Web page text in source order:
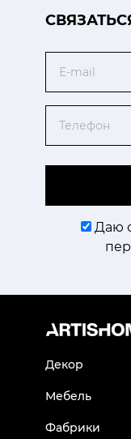
Даю
Декор
Мебель
Фабрики